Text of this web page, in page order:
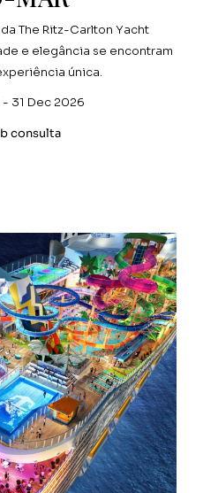
The Ritz-Carlton Yacht
e elegância se encontram
única.
31 Dec 2026
consulta